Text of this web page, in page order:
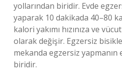
yollarından biridir. Evde
yaparak 10 dakikada 40–80
kalori yakımı hızınıza ve vücut
olarak değişir. Egzersiz
mekanda egzersiz yapmanın
biridir.